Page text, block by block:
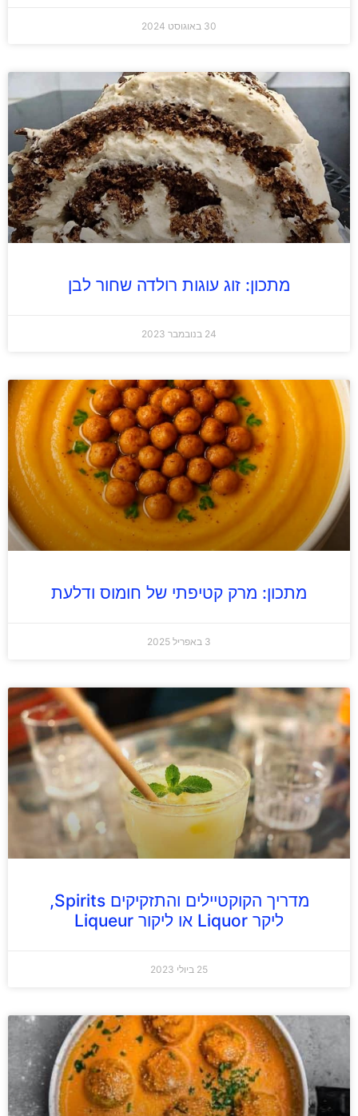
30 באוגוסט 2024
מתכון: זוג עוגות רולדה שחור לבן
24 בנובמבר 2023
מתכון: מרק קטיפתי של חומוס ודלעת
3 באפריל 2025
מדריך הקוקטיילים והתזקיקים Spirits,
ליקר Liquor או ליקור Liqueur
25 ביולי 2023